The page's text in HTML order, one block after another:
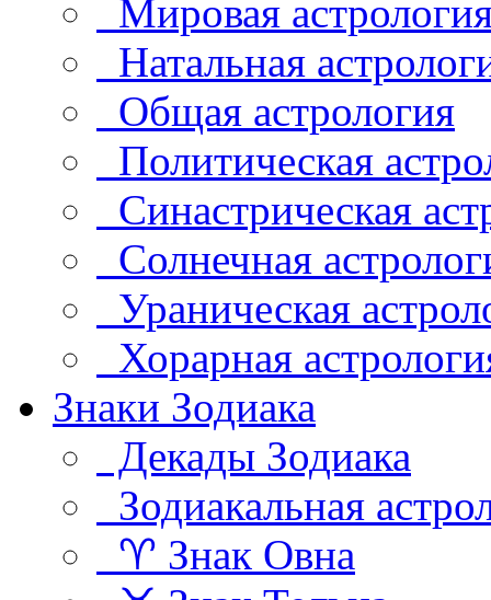
Мировая
Натальная
Общая астрология
Политическая
Синастрическая
Солнечная
Ураническая
Хорарная
Знаки Зодиака
Декады Зодиака
Зодиакальная
♈ Знак Овна